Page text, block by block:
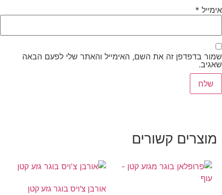
אימייל *
שמור בדפדפן זה את השם, האימייל והאתר שלי לפעם הבאה
שאגיב.
מוצרים קשורים
אורבן צ'ויס בוגר גזע קטן